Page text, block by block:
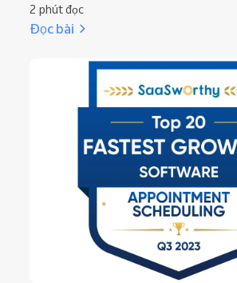
2 phút đọc
Đọc bài